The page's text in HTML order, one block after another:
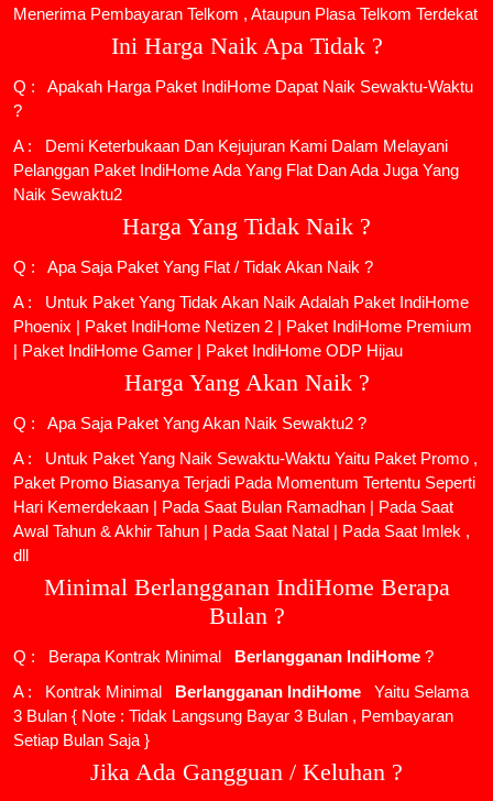
Menerima Pembayaran Telkom , Ataupun Plasa Telkom Terdekat
Ini Harga Naik Apa Tidak ?
Q : Apakah Harga Paket IndiHome Dapat Naik Sewaktu-Waktu
?
A : Demi Keterbukaan Dan Kejujuran Kami Dalam Melayani
Pelanggan Paket IndiHome Ada Yang Flat Dan Ada Juga Yang
Naik Sewaktu2
Harga Yang Tidak Naik ?
Q : Apa Saja Paket Yang Flat / Tidak Akan Naik ?
A : Untuk Paket Yang Tidak Akan Naik Adalah Paket IndiHome
Phoenix | Paket IndiHome Netizen 2 | Paket IndiHome Premium
| Paket IndiHome Gamer | Paket IndiHome ODP Hijau
Harga Yang Akan Naik ?
Q : Apa Saja Paket Yang Akan Naik Sewaktu2 ?
A : Untuk Paket Yang Naik Sewaktu-Waktu Yaitu Paket Promo ,
Paket Promo Biasanya Terjadi Pada Momentum Tertentu Seperti
Hari Kemerdekaan | Pada Saat Bulan Ramadhan | Pada Saat
Awal Tahun & Akhir Tahun | Pada Saat Natal | Pada Saat Imlek ,
dll
Minimal Berlangganan IndiHome Berapa
Bulan ?
Q : Berapa Kontrak Minimal Berlangganan IndiHome ?
A : Kontrak Minimal
Berlangganan IndiHome
Yaitu Selama
3 Bulan { Note : Tidak Langsung Bayar 3 Bulan , Pembayaran
Setiap Bulan Saja }
Jika Ada Gangguan / Keluhan ?